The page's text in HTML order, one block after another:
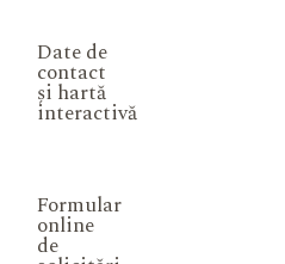
Date de
contact
și hartă
interactivă
Formular
online
de